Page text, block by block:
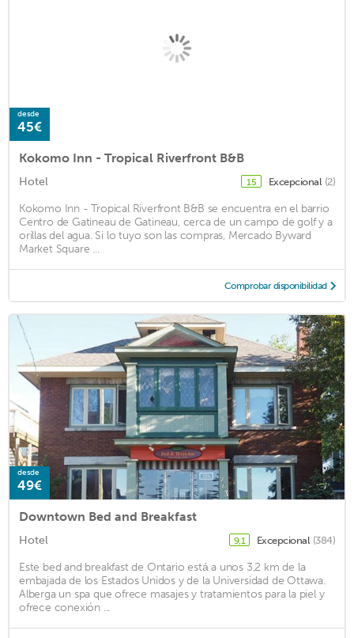
desde
45€
Kokomo Inn - Tropical Riverfront B&B
Hotel 15 Excepcional (2)
Kokomo Inn - Tropical Riverfront B&B se encuentra en el barrio
Centro de Gatineau de Gatineau, cerca de un campo de golf y a
orillas del agua. Si lo tuyo son las compras, Mercado Byward
Market Square ...
Comprobar disponibilidad
desde
49€
Downtown Bed and Breakfast
Hotel 9,1 Excepcional (384)
Este bed and breakfast de Ontario está a unos 3,2 km de la
embajada de los Estados Unidos y de la Universidad de Ottawa.
Alberga un spa que ofrece masajes y tratamientos para la piel y
ofrece conexión ...